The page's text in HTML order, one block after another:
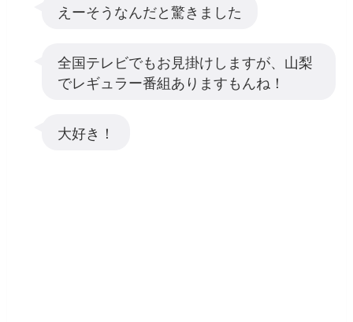
えーそうなんだと驚きました
全国テレビでもお見掛けしますが、山梨
でレギュラー番組ありますもんね！
大好き！